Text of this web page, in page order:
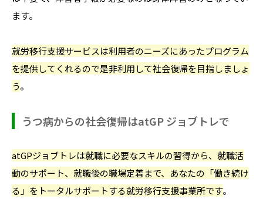
ます。
就労移行支援サービスは利用者のニーズにあったプログラム
を提供してくれるので是非利用して社会復帰を目指しましょ
う。
うつ病からの社会復帰はatGP ジョブトレで
atGPジョブトレは就職に必要なスキルの習得から、就職活
動のサポート、就職後の職場定着まで、あなたの「働き続け
る」をトータルサポートする就労移行支援事業所です。